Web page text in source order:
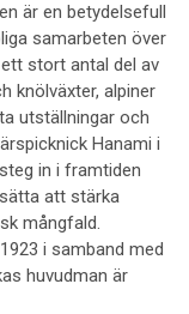
är en betydelsefull
samarbeten över
stort antal del av
knölväxter, alpiner
utställningar och
Hanami i
in i framtiden
att stärka
mångfald.
i samband med
huvudman är